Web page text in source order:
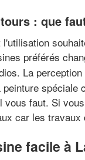
: que
préférés
La
faut. Si
car les
facile à